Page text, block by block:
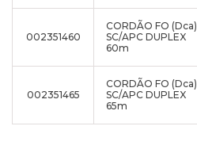
002351460
CORDÃO FO (Dca)
SC/APC DUPLEX
60m
002351465
CORDÃO FO (Dca)
SC/APC DUPLEX
65m